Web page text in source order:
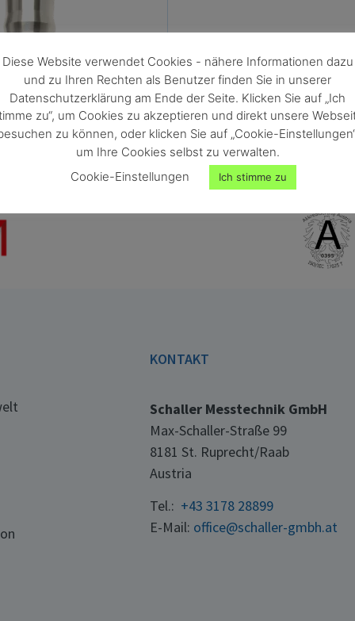
KONTAKT
Schaller Messtechnik GmbH
Max-Schaller-Straße 99
8181 St. Ruprecht/Raab
Austria
Tel.: +43 3178 28899
E-Mail: office@schaller-gmbh.at
Diese Website verwendet Cookies - nähere Informationen dazu
und zu Ihren Rechten als Benutzer finden Sie in unserer
Datenschutzerklärung am Ende der Seite. Klicken Sie auf „Ich
zu“, um Cookies zu akzeptieren und direkt unsere
zu können, oder klicken Sie auf „Cookie-
um Ihre Cookies selbst zu verwalten.
Cookie-Einstellungen
Ich stimme zu